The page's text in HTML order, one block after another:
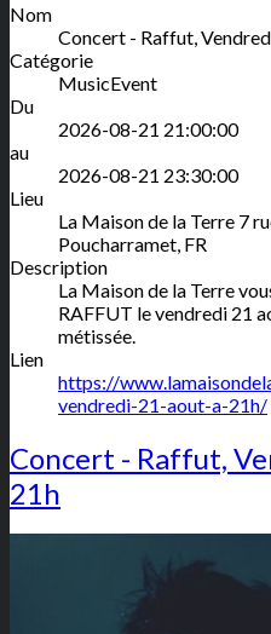
Nom
Concert - Raffut,
Catégorie
MusicEvent
Du
2026-08-21 21:00:00
au
2026-08-21 23:30:00
Lieu
La Maison de la Terre 7
Poucharramet FR
Description
La Maison de la Terre
RAFFUT le vendredi 21
métissée.
Lien
https://
vendredi-21-aout-a-21h/
Concert - Raffut,
21h